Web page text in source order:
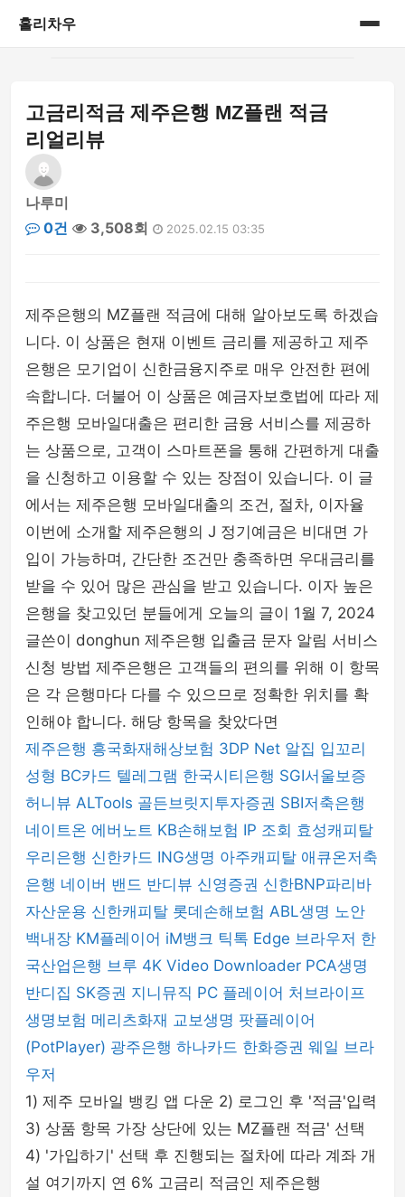
홀리차우
게시판
고금리적금 제주은행 MZ플랜 적금
리얼리뷰
나루미
0건
3,508회 2025.02.15 03:35
제주은행의 MZ플랜 적금에 대해 알아보도록 하겠습
니다. 이 상품은 현재 이벤트 금리를 제공하고 제주
은행은 모기업이 신한금융지주로 매우 안전한 편에
속합니다. 더불어 이 상품은 예금자보호법에 따라 제
주은행 모바일대출은 편리한 금융 서비스를 제공하
는 상품으로, 고객이 스마트폰을 통해 간편하게 대출
을 신청하고 이용할 수 있는 장점이 있습니다. 이 글
에서는 제주은행 모바일대출의 조건, 절차, 이자율
이번에 소개할 제주은행의 J 정기예금은 비대면 가
입이 가능하며, 간단한 조건만 충족하면 우대금리를
받을 수 있어 많은 관심을 받고 있습니다. 이자 높은
은행을 찾고있던 분들에게 오늘의 글이 1월 7, 2024
글쓴이 donghun 제주은행 입출금 문자 알림 서비스
신청 방법 제주은행은 고객들의 편의를 위해 이 항목
은 각 은행마다 다를 수 있으므로 정확한 위치를 확
인해야 합니다. 해당 항목을 찾았다면
제주은행 흥국화재해상보험 3DP Net 알집 입꼬리
성형 BC카드 텔레그램 한국시티은행 SGI서울보증
허니뷰 ALTools 골든브릿지투자증권 SBI저축은행
네이트온 에버노트 KB손해보험 IP 조회 효성캐피탈
우리은행 신한카드 ING생명 아주캐피탈 애큐온저축
은행 네이버 밴드 반디뷰 신영증권 신한BNP파리바
자산운용 신한캐피탈 롯데손해보험 ABL생명 노안
백내장 KM플레이어 iM뱅크 틱톡 Edge 브라우저 한
국산업은행 브루 4K Video Downloader PCA생명
반디집 SK증권 지니뮤직 PC 플레이어 처브라이프
생명보험 메리츠화재 교보생명 팟플레이어
(PotPlayer) 광주은행 하나카드 한화증권 웨일 브라
우저
1) 제주 모바일 뱅킹 앱 다운 2) 로그인 후 '적금'입력
3) 상품 항목 가장 상단에 있는 MZ플랜 적금' 선택
4) '가입하기' 선택 후 진행되는 절차에 따라 계좌 개
설 여기까지 연 6% 고금리 적금인 제주은행